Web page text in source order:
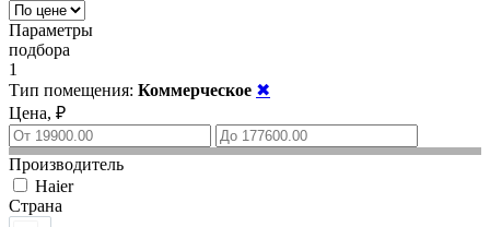
Параметры
подбора
1
Тип помещения: Коммерческое ✖
Цена, ₽
Производитель
Haier
Страна